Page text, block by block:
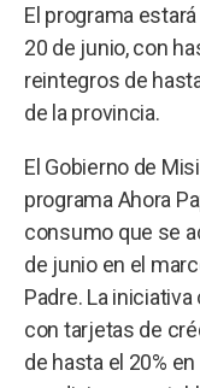
El programa
20 de junio, con
reintegros de
de la provincia.
El Gobierno de
programa Ahora
consumo que se
de junio en el
Padre. La
con tarjetas de
de hasta el 20%